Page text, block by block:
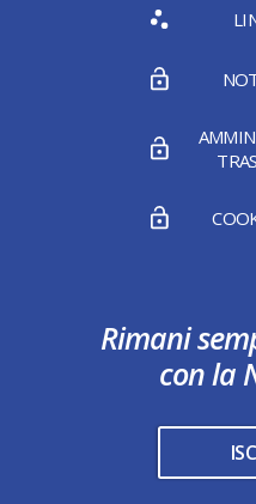
Rimani
con la